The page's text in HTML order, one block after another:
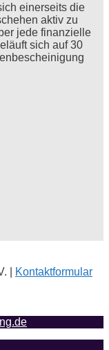
einerseits die
aktiv zu
jede finanzielle
sich auf 30
|
Kontaktformular